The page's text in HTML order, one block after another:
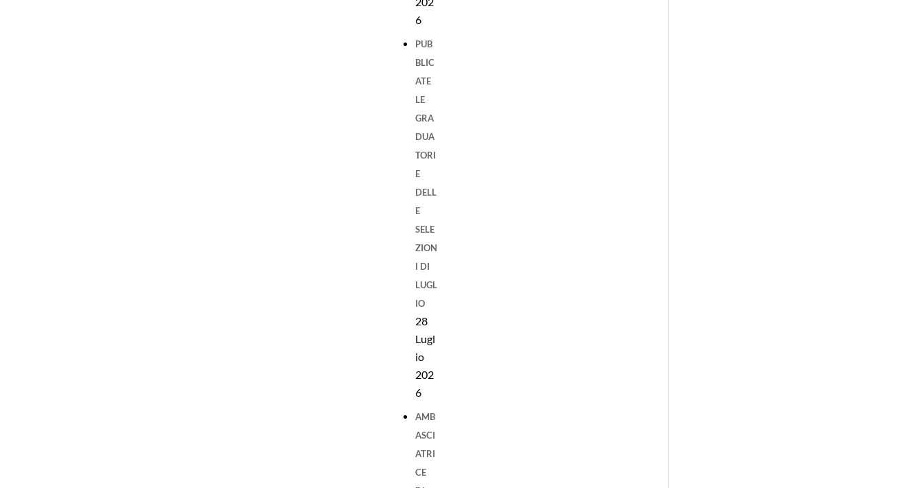
6
PUB
BLIC
ATE
LE
GRA
DUA
TORI
E
DELL
E
SELE
ZION
I DI
LUGL
IO
28
Lugl
io
202
6
AMB
ASCI
ATRI
CE